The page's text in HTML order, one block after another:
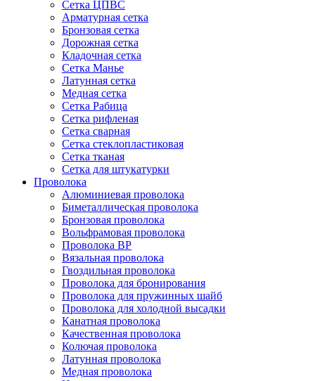
Сетка ЦПВС
Арматурная сетка
Бронзовая сетка
Дорожная сетка
Кладочная сетка
Сетка Манье
Латунная сетка
Медная сетка
Сетка Рабица
Сетка рифленая
Сетка сварная
Сетка стеклопластиковая
Сетка тканая
Сетка для штукатурки
Проволока
Алюминиевая проволока
Биметаллическая проволока
Бронзовая проволока
Вольфрамовая проволока
Проволока ВР
Вязальная проволока
Гвоздильная проволока
Проволока для бронирования
Проволока для пружинных шайб
Проволока для холодной высадки
Канатная проволока
Качественная проволока
Колючая проволока
Латунная проволока
Медная проволока